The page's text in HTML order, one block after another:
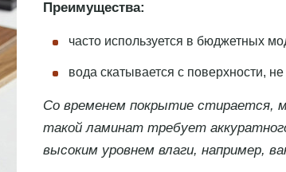
Преимущества:
часто используется в бюджетных
вода скатывается с поверхности,
Со временем покрытие стирается,
такой ламинат требует
высоким уровнем влаги, например,